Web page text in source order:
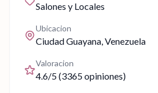
Salones y Locales
Ubicacion
Ciudad Guayana, Venezuela
Valoracion
4.6/5 (3365opiniones)